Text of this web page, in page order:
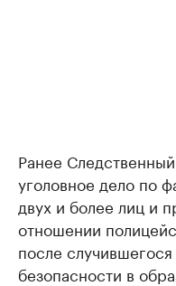
Ранее
уголовное дело по
двух и более лиц и
отношении
после
безопасности в